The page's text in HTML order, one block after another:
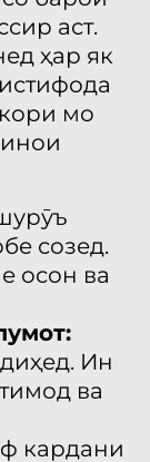
аст.
ҳар як
мо
созед.
осон ва
Ин
ва
кардани